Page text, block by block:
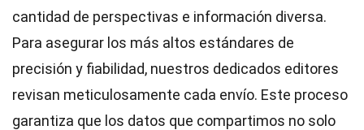
cantidad de perspectivas e información diversa.
Para asegurar los más altos estándares de
precisión y fiabilidad, nuestros dedicados editores
revisan meticulosamente cada envío. Este proceso
garantiza que los datos que compartimos no solo